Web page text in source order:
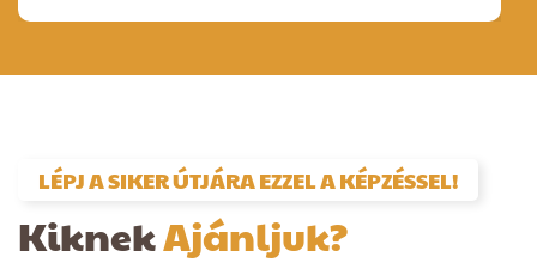
LÉPJ A SIKER ÚTJÁRA EZZEL A KÉPZÉSSEL!
KiknekAjánljuk?